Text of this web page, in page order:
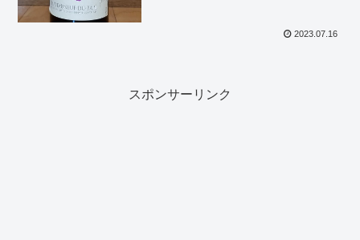
2023.07.16
スポンサーリンク